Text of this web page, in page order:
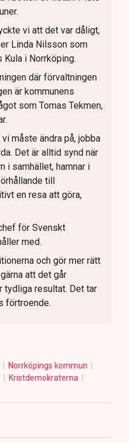
vi att det var dåligt,
Linda Nilsson som
Kula i Norrköping.
där förvaltningen
är kommunens
som Tomas Tekmen,
måste ändra på, jobba
Det är alltid synd när
i samhället, hamnar i
till
en resa att göra,
för Svenskt
med.
och gör mer rätt
att det går
tydliga resultat. Det tar
förtroende.
Norrköpings kommun
Kristdemokraterna